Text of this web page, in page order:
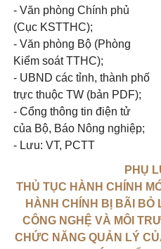
- Văn phòng Chính phủ
(Cục KSTTHC);
- Văn phòng Bộ (Phòng
Kiểm soát TTHC);
- UBND các tỉnh, thành phố
trực thuộc TW (bản PDF);
- Cổng thông tin điện tử
của Bộ, Báo Nông nghiệp;
- Lưu: VT, PCTT
PHỤ
THỦ TỤC HÀNH CHÍNH
HÀNH CHÍNH BỊ BÃI BỎ
CÔNG NGHỆ VÀ MÔI
CHỨC NĂNG QUẢN LÝ